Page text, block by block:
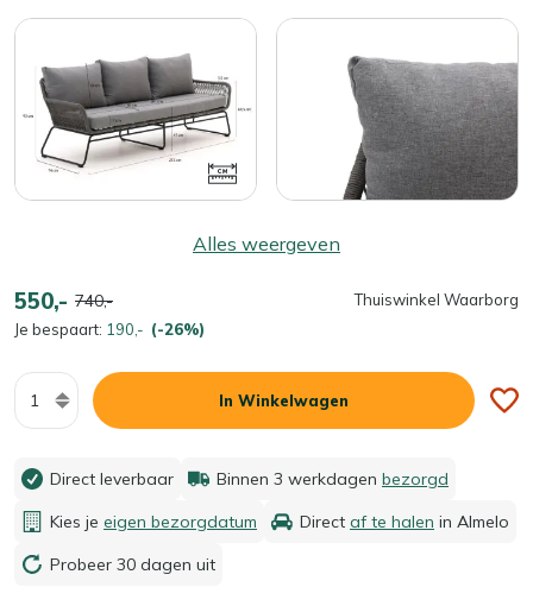
Alles weergeven
550,- 740,-
Je bespaart: 190,- (-26%)
Thuiswinkel Waarborg
Aantal
In Winkelwagen
Direct leverbaar Binnen 3 werkdagen bezorgd
Kies je eigen bezorgdatum Direct af te halen in Almelo
Probeer 30 dagen uit